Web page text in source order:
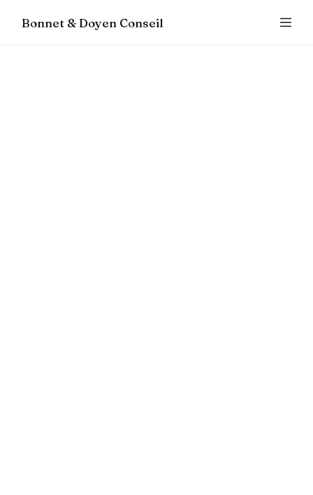
Bonnet & Doyen Conseil